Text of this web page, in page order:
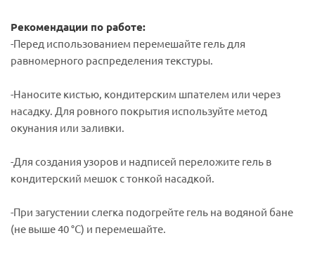
Рекомендации по работе:
-Перед использованием перемешайте гель для
равномерного распределения текстуры.
-Наносите кистью, кондитерским шпателем или через
насадку. Для ровного покрытия используйте метод
окунания или заливки.
-Для создания узоров и надписей переложите гель в
кондитерский мешок с тонкой насадкой.
-При загустении слегка подогрейте гель на водяной бане
(не выше 40 °C) и перемешайте.